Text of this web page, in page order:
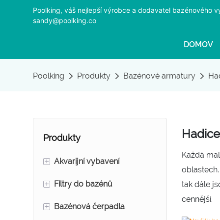
Poolking, váš nejlepší výrobce a dodavatel bazénového
sandy@poolking.co
DOMOV
Poolking Produkty Bazénové armatury
Produkty
+ Akvarijní vybavení
Frakcionátory pěny
Pískové filtry do akvária
+ Filtry do bazénů
Pískové filtry do bazénů
+ Bazénová čerpadla
Každá
tak dále
cennější.